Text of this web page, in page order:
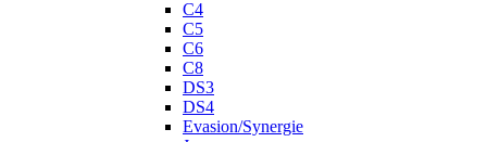
C4
C5
C6
C8
DS3
DS4
Evasion/Synergie